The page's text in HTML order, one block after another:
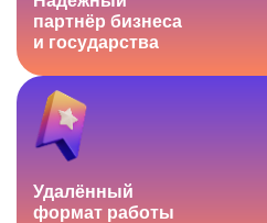
партнёр бизнеса
и государства
Удалённый
формат работы